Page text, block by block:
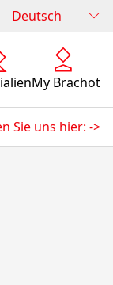
Deutsch
My Brachot
Sie uns hier: ->